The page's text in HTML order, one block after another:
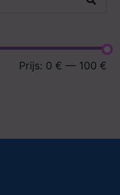
Prijs: 0 € — 100 €